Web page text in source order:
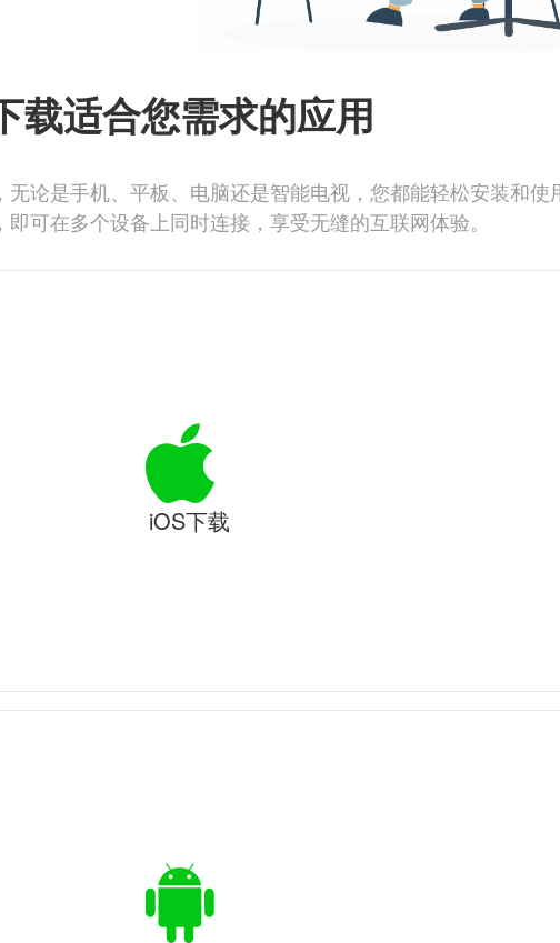
载适合您需求的应用
论是手机、平板、电脑还是智能电视，您都能轻松安装和使
可在多个设备上同时连接，享受无缝的互联网体验。
iOS下载